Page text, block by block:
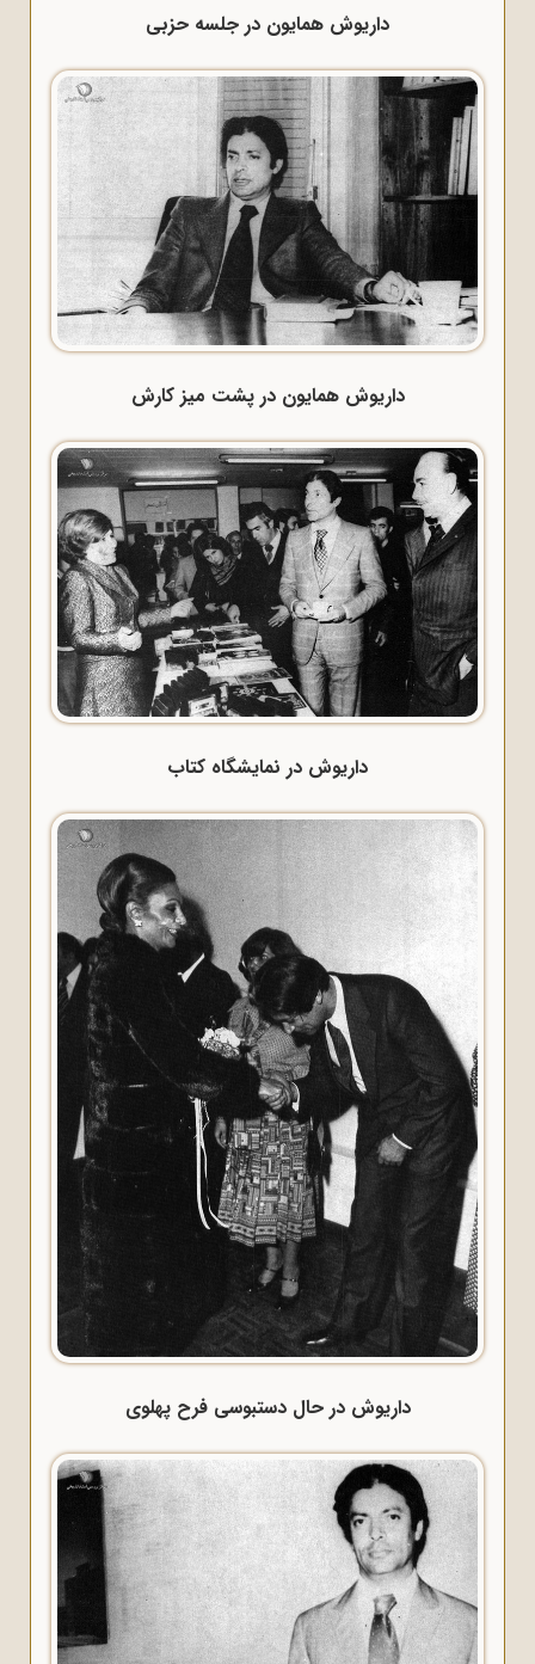
داریوش همایون در جلسه حزبی
داریوش همایون در پشت میز کارش
داریوش در نمایشگاه کتاب
داریوش در حال دستبوسی فرح پهلوی